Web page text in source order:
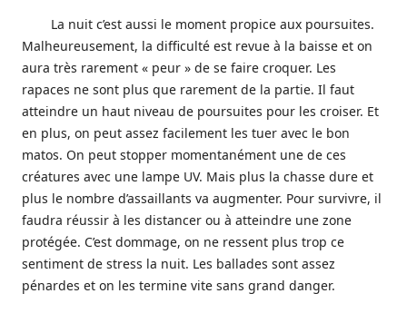
La nuit c’est aussi le moment propice aux poursuites.
Malheureusement, la difficulté est revue à la baisse et on
aura très rarement « peur » de se faire croquer. Les
rapaces ne sont plus que rarement de la partie. Il faut
atteindre un haut niveau de poursuites pour les croiser. Et
en plus, on peut assez facilement les tuer avec le bon
matos. On peut stopper momentanément une de ces
créatures avec une lampe UV. Mais plus la chasse dure et
plus le nombre d’assaillants va augmenter. Pour survivre, il
faudra réussir à les distancer ou à atteindre une zone
protégée. C’est dommage, on ne ressent plus trop ce
sentiment de stress la nuit. Les ballades sont assez
pénardes et on les termine vite sans grand danger.